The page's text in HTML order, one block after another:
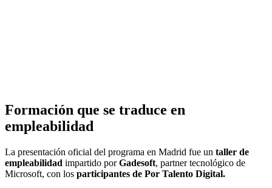
Formación que se traduce en
empleabilidad
La presentación oficial del programa en Madrid fue un taller de
empleabilidad impartido porGadesoft, partner tecnológico de
Microsoft, con los participantes de Por Talento Digital.